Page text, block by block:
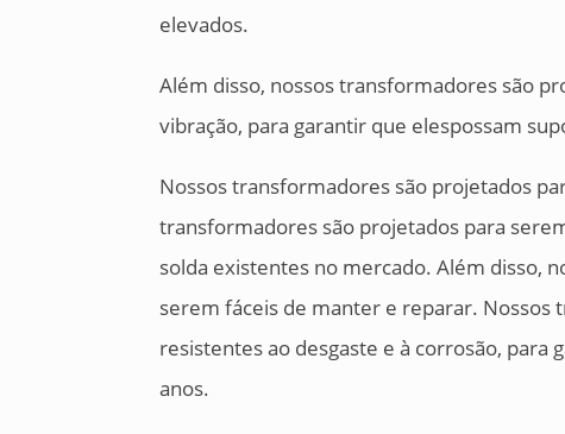
elevados.
Além disso, nossos transformadores são
vibração, para garantir que elespossam
Nossos transformadores são projetados
transformadores são projetados para
solda existentes no mercado. Além disso,
serem fáceis de manter e reparar.
resistentes ao desgaste e à corrosão,
anos.